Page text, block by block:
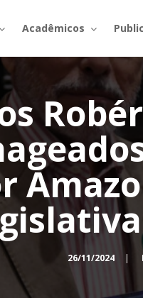
Acadêmicos
26/11/2024 |